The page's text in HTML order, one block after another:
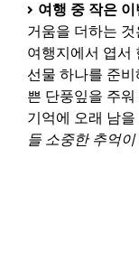
여행 중 작은
거움을 더하는 것
여행지에서 엽서
선물 하나를 준
쁜 단풍잎을 주
기억에 오래 남을
들 소중한 추억